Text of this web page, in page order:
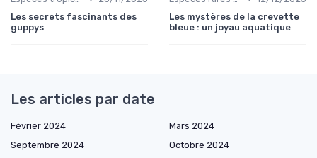
Les secrets fascinants des
guppys
Les mystères de la crevette
bleue : un joyau aquatique
Les articles par date
Février 2024
Mars 2024
Septembre 2024
Octobre 2024